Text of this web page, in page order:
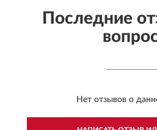
Последние
Нет отзывов о